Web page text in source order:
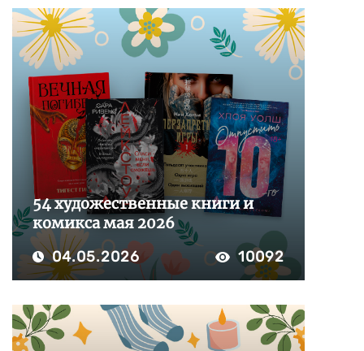
54 художественные книги и
комикса мая 2026
04.05.2026 10092